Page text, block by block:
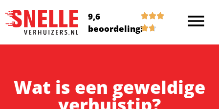
9,6
beoordeling!
Wat is een geweldige